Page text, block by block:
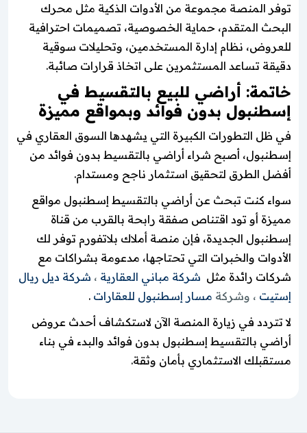
توفر المنصة مجموعة من الأدوات الذكية مثل محرك
البحث المتقدم، حماية الخصوصية، تصميمات احترافية
للعروض، نظام إدارة المستخدمين، وتحليلات سوقية
دقيقة تساعد المستثمرين على اتخاذ قرارات صائبة.
خاتمة: أراضي للبيع بالتقسيط في
إسطنبول بدون فوائد وبمواقع مميزة
في ظل التطورات الكبيرة التي يشهدها السوق العقاري في
إسطنبول، أصبح شراء أراضي بالتقسيط بدون فوائد من
أفضل الطرق لتحقيق استثمار ناجح ومستدام.
سواء كنت تبحث عن أراضي بالتقسيط إسطنبول مواقع
مميزة أو تود اقتناص صفقة رابحة بالقرب من قناة
إسطنبول الجديدة، فإن منصة أملاك بلاتفورم توفر لك
الأدوات والخبرات التي تحتاجها، مدعومة بشراكات مع
شركات رائدة مثل شركة مباني العقارية ، شركة ديل ريال
إستيت ، وشركة مسار إسطنبول للعقارات .
لا تتردد في زيارة المنصة الآن لاستكشاف أحدث عروض
أراضي بالتقسيط إسطنبول بدون فوائد والبدء في بناء
مستقبلك الاستثماري بأمان وثقة.